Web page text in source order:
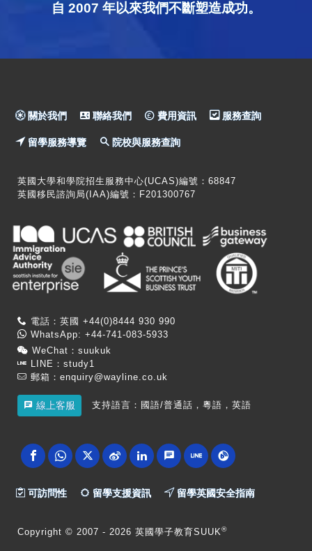
自 2007 年以來我們不斷塑造成功。
關於我們 聯絡我們 費用資訊 服務查詢
留學服務導覽 院校與服務查詢
英國大學和學院招生服務中心(UCAS)編號：68847
英國移民諮詢局(IAA)編號：F201300767
電話：英國 +44(0)8444 930 990
WhatsApp: +44-741-083-5933
WeChat：suukuk
LINE：study1
郵箱： enquiry@wayline.co.uk
線上客服 支持語言：國語/普通話，粵語，英語
可訪問性 留學支援資訊 留學英國安全指南
Copyright © 2007 - 2026 英國學子教育SUUK®